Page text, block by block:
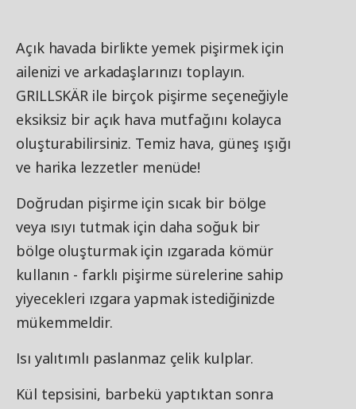
Açık havada birlikte yemek pişirmek için
ailenizi ve arkadaşlarınızı toplayın.
GRILLSKÄR ile birçok pişirme seçeneğiyle
eksiksiz bir açık hava mutfağını kolayca
oluşturabilirsiniz. Temiz hava, güneş ışığı
ve harika lezzetler menüde!
Doğrudan pişirme için sıcak bir bölge
veya ısıyı tutmak için daha soğuk bir
bölge oluşturmak için ızgarada kömür
kullanın - farklı pişirme sürelerine sahip
yiyecekleri ızgara yapmak istediğinizde
mükemmeldir.
Isı yalıtımlı paslanmaz çelik kulplar.
Kül tepsisini, barbekü yaptıktan sonra